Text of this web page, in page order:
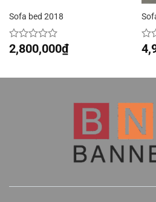
Sofa bed 2018
Được
xếp
0
2,800,000₫
xếp
0